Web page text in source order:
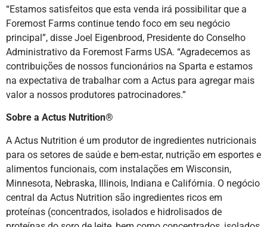
“Estamos satisfeitos que esta venda irá possibilitar que a
Foremost Farms continue tendo foco em seu negócio
principal”, disse Joel Eigenbrood, Presidente do Conselho
Administrativo da Foremost Farms USA. “Agradecemos as
contribuições de nossos funcionários na Sparta e estamos
na expectativa de trabalhar com a Actus para agregar mais
valor a nossos produtores patrocinadores.”
Sobre a Actus Nutrition®
A Actus Nutrition é um produtor de ingredientes nutricionais
para os setores de saúde e bem-estar, nutrição em esportes e
alimentos funcionais, com instalações em Wisconsin,
Minnesota, Nebraska, Illinois, Indiana e Califórnia. O negócio
central da Actus Nutrition são ingredientes ricos em
proteínas (concentrados, isolados e hidrolisados ​​de